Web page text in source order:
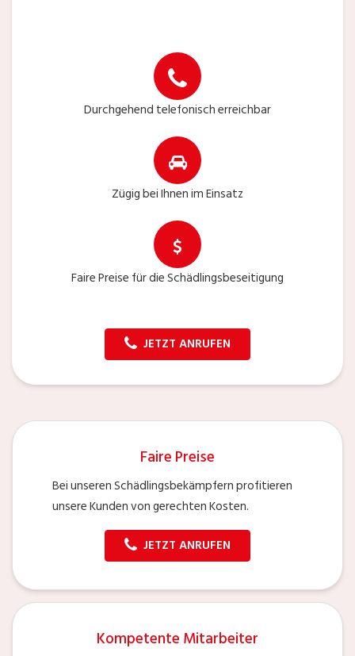
Durchgehend telefonisch erreichbar
Zügig bei Ihnen im Einsatz
Faire Preise für die Schädlingsbeseitigung
JETZT ANRUFEN
Faire Preise
Bei unseren Schädlingsbekämpfern profitieren
unsere Kunden von gerechten Kosten.
JETZT ANRUFEN
Kompetente Mitarbeiter